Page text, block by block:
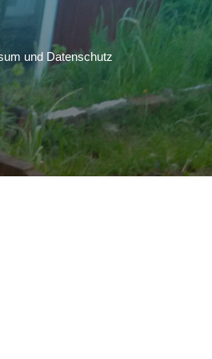
und Datenschutz